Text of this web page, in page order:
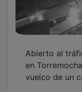
Abierto al
en
vuelco de un